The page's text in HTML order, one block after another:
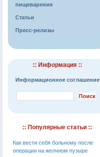
пищеварения
Статьи
Пресс-релизы
:: Информация ::
Информационное соглашение
:: Популярные статьи ::
Как вести себя больному после
операции на желчном пузыре